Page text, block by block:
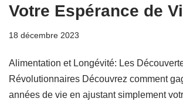
Votre Espérance de
18 décembre 2023
Alimentation et Longévité: Les
Révolutionnaires Découvrez comment
années de vie en ajustant simplement